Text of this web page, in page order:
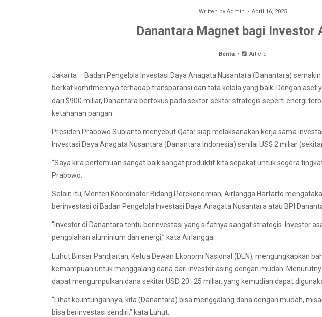
Written by Admin April 16, 2025
Danantara Magnet bagi Investor
Berita Article
Jakarta – Badan Pengelola Investasi Daya Anagata Nusantara (Danantara)
berkat komitmennya terhadap transparansi dan tata kelola yang baik. Dengan aset
dari $900 miliar, Danantara berfokus pada sektor-sektor strategis seperti energi
ketahanan pangan.
Presiden Prabowo Subianto menyebut Qatar siap melaksanakan kerja sama
Investasi Daya Anagata Nusantara (Danantara Indonesia) senilai US$ 2 miliar
“Saya kira pertemuan sangat baik sangat produktif kita sepakat untuk segera
Prabowo.
Selain itu, Menteri Koordinator Bidang Perekonomian, Airlangga Hartarto
berinvestasi di Badan Pengelola Investasi Daya Anagata Nusantara atau BPI
”Investor di Danantara tentu berinvestasi yang sifatnya sangat strategis. Investor
pengolahan aluminium dan energi,” kata Airlangga.
Luhut Binsar Pandjaitan, Ketua Dewan Ekonomi Nasional (DEN), mengungkapkan
kemampuan untuk menggalang dana dari investor asing dengan mudah.
dapat mengumpulkan dana sekitar USD 20–25 miliar, yang kemudian dapat
“Lihat keuntungannya, kita (Danantara) bisa menggalang dana dengan mudah,
bisa berinvestasi sendiri,” kata Luhut.